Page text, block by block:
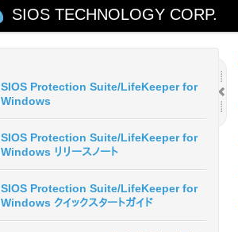
SIOS TECHNOLOGY CORP.
SIOS Protection Suite/LifeKeeper for
Windows
SIOS Protection Suite/LifeKeeper for
Windows リリースノート
SIOS Protection Suite/LifeKeeper for
Windows クイックスタートガイド